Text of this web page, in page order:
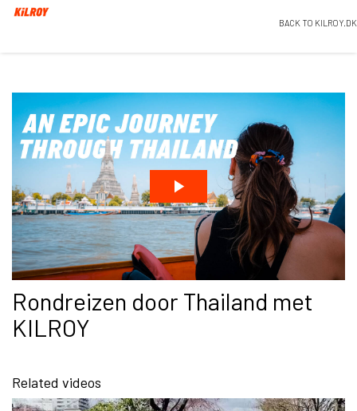
BACK TO KILROY.DK
Rondreizen door Thailand met
KILROY
Related videos